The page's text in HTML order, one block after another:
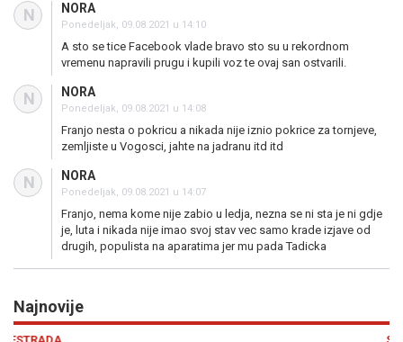
N NORA
Ponedeljak, 09.08.2021 u 14:10
A sto se tice Facebook vlade bravo sto su u rekordnom
vremenu napravili prugu i kupili voz te ovaj san ostvarili.
N NORA
Ponedeljak, 09.08.2021 u 14:08
Franjo nesta o pokricu a nikada nije iznio pokrice za tornjeve,
zemljiste u Vogosci, jahte na jadranu itd itd
N NORA
Ponedeljak, 09.08.2021 u 14:07
Franjo, nema kome nije zabio u ledja, nezna se ni sta je ni gdje
je, luta i nikada nije imao svoj stav vec samo krade izjave od
drugih, populista na aparatima jer mu pada Tadicka
Najnovije